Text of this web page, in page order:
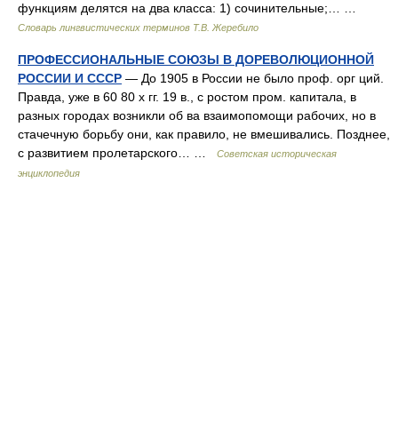
функциям делятся на два класса: 1) сочинительные;… …
Словарь лингвистических терминов Т.В. Жеребило
ПРОФЕССИОНАЛЬНЫЕ СОЮЗЫ В ДОРЕВОЛЮЦИОННОЙ
РОССИИ И СССР — До 1905 в России не было проф. орг ций.
Правда, уже в 60 80 х гг. 19 в., с ростом пром. капитала, в
разных городах возникли об ва взаимопомощи рабочих, но в
стачечную борьбу они, как правило, не вмешивались. Позднее,
с развитием пролетарского… …
Советская историческая
энциклопедия